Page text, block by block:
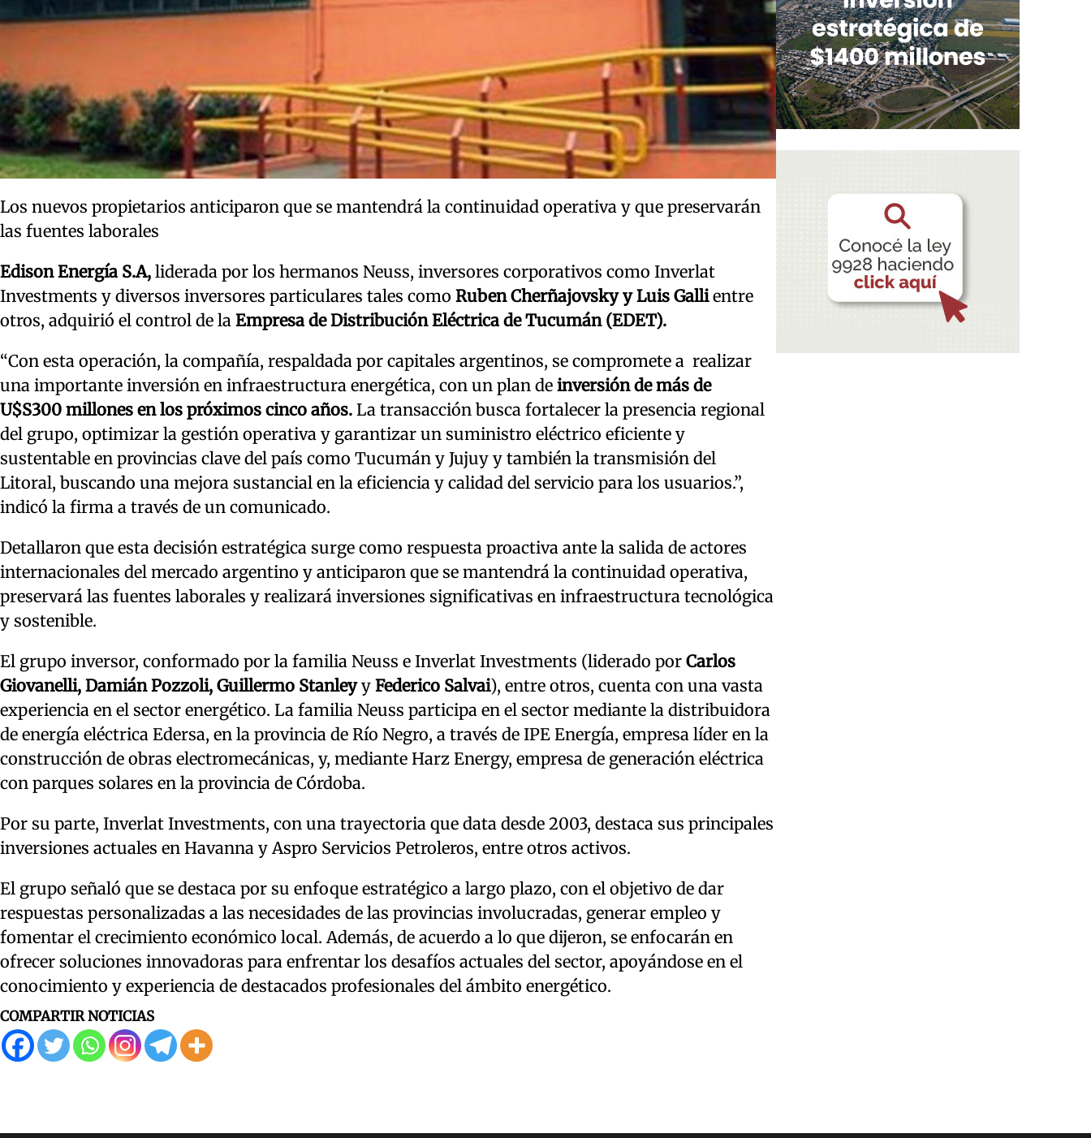
Los nuevos propietarios anticiparon que se mantendrá la continuidad operativa y que preservarán
las fuentes laborales
Edison Energía S.A, liderada por los hermanos Neuss, inversores corporativos como Inverlat
Investments y diversos inversores particulares tales como Ruben Cherñajovsky y Luis Gallientre
otros, adquirió el control de la Empresa de Distribución Eléctrica de Tucumán (EDET).
“Con esta operación, la compañía, respaldada por capitales argentinos, se compromete a realizar
una importante inversión en infraestructura energética, con un plan de inversión de más de
U$S300 millones en los próximos cinco años. La transacción busca fortalecer la presencia regional
del grupo, optimizar la gestión operativa y garantizar un suministro eléctrico eficiente y
sustentable en provincias clave del país como Tucumán y Jujuy y también la transmisión del
Litoral, buscando una mejora sustancial en la eficiencia y calidad del servicio para los usuarios.”,
indicó la firma a través de un comunicado.
Detallaron que esta decisión estratégica surge como respuesta proactiva ante la salida de actores
internacionales del mercado argentino y anticiparon que se mantendrá la continuidad operativa,
preservará las fuentes laborales y realizará inversiones significativas en infraestructura tecnológica
y sostenible.
El grupo inversor, conformado por la familia Neuss e Inverlat Investments (liderado por Carlos
Giovanelli, Damián Pozzoli, Guillermo Stanleyy Federico Salvai), entre otros, cuenta con una vasta
experiencia en el sector energético. La familia Neuss participa en el sector mediante la distribuidora
de energía eléctrica Edersa, en la provincia de Río Negro, a través de IPE Energía, empresa líder en la
construcción de obras electromecánicas, y, mediante Harz Energy, empresa de generación eléctrica
con parques solares en la provincia de Córdoba.
Por su parte, Inverlat Investments, con una trayectoria que data desde 2003, destaca sus principales
inversiones actuales en Havanna y Aspro Servicios Petroleros, entre otros activos.
El grupo señaló que se destaca por su enfoque estratégico a largo plazo, con el objetivo de dar
respuestas personalizadas a las necesidades de las provincias involucradas, generar empleo y
fomentar el crecimiento económico local. Además, de acuerdo a lo que dijeron, se enfocarán en
ofrecer soluciones innovadoras para enfrentar los desafíos actuales del sector, apoyándose en el
conocimiento y experiencia de destacados profesionales del ámbito energético.
COMPARTIR NOTICIAS